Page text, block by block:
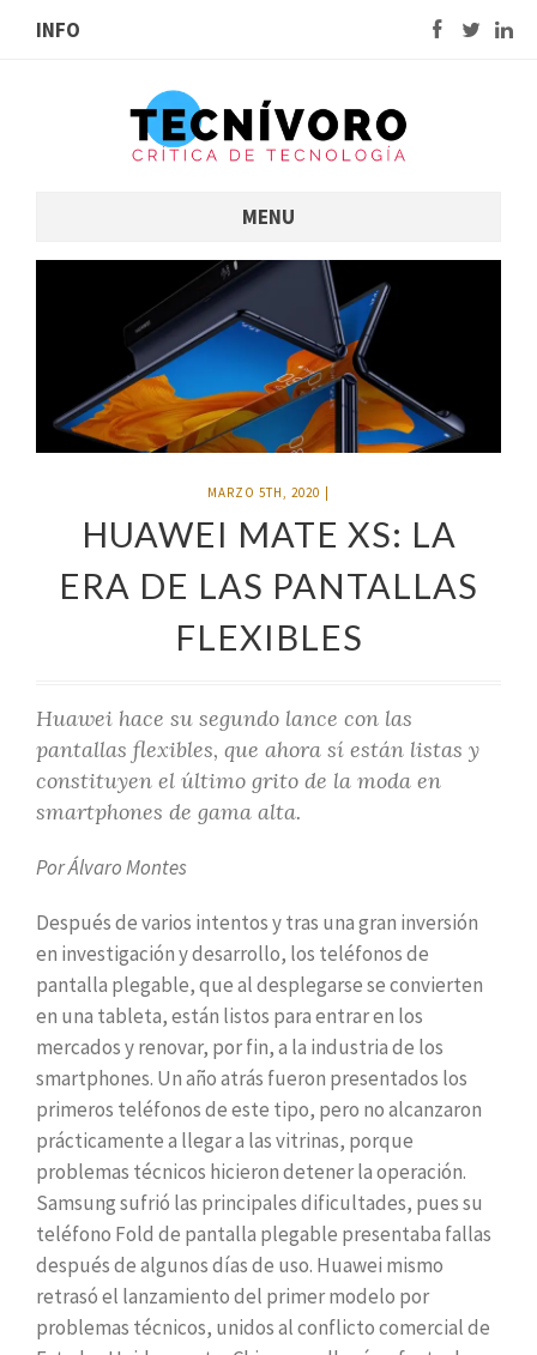
INFO
MENU
MARZO 5TH, 2020
HUAWEI MATE XS: LA
ERA DE LAS PANTALLAS
FLEXIBLES
Huawei hace su segundo lance con las
pantallas flexibles, que ahora sí están listas y
constituyen el último grito de la moda en
smartphones de gama alta.
Por Álvaro Montes
Después de varios intentos y tras una gran inversión
en investigación y desarrollo, los teléfonos de
pantalla plegable, que al desplegarse se convierten
en una tableta, están listos para entrar en los
mercados y renovar, por fin, a la industria de los
smartphones. Un año atrás fueron presentados los
primeros teléfonos de este tipo, pero no alcanzaron
prácticamente a llegar a las vitrinas, porque
problemas técnicos hicieron detener la operación.
Samsung sufrió las principales dificultades, pues su
teléfono Fold de pantalla plegable presentaba fallas
después de algunos días de uso. Huawei mismo
retrasó el lanzamiento del primer modelo por
problemas técnicos, unidos al conflicto comercial de